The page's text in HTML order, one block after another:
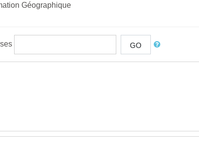
Géographique
GO